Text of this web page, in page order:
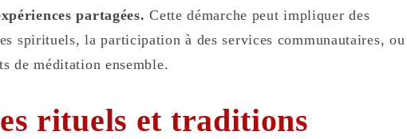
partagées. Cette démarche peut impliquer des
spirituels, la participation à des services communautaires, ou
de méditation ensemble.
rituels et traditions